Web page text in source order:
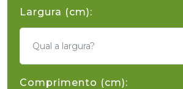
Largura (cm):
Comprimento (cm):